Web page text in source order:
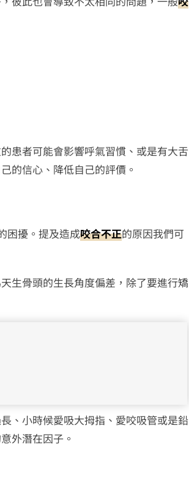
患者可能會影響呼氣習慣、或是有大舌
的信心、降低自己的評價。
困擾。提及造成咬合不正的原因我們可
生骨頭的生長角度偏差，除了要進行矯
、小時候愛吸大拇指、愛咬吸管或是鉛
外潛在因子。